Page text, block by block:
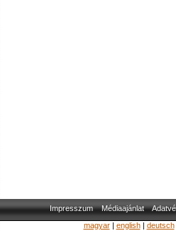
Impresszum Médiaajánlat
magyar| english| deutsch